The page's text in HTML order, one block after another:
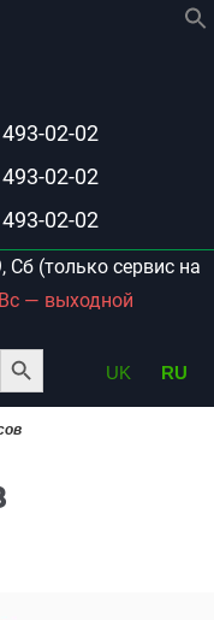
493-02-02
493-02-02
493-02-02
(только сервис на
Вс — выходной
Button
UK RU